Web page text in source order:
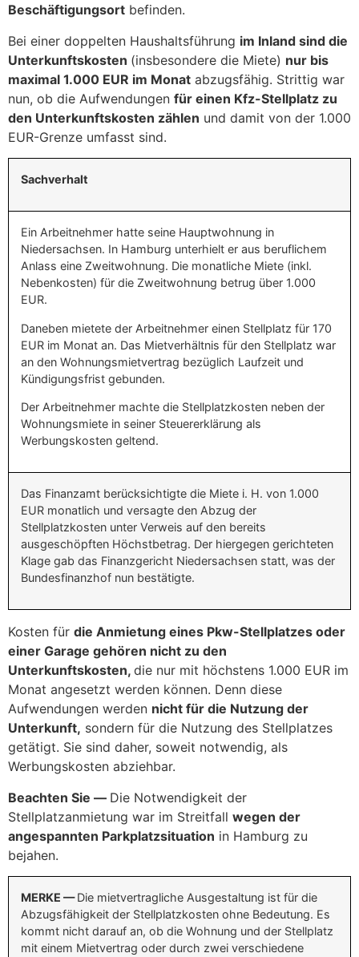
Beschäftigungsort befinden.
Bei einer doppelten Haushaltsführung im Inland sind die
Unterkunftskosten (insbesondere die Miete) nur bis
maximal 1.000 EUR im Monat abzugsfähig. Strittig war
nun, ob die Aufwendungen für einen Kfz-Stellplatz zu
den Unterkunftskosten zählen und damit von der 1.000
EUR-Grenze umfasst sind.
Sachverhalt
Ein Arbeitnehmer hatte seine Hauptwohnung in
Niedersachsen. In Hamburg unterhielt er aus beruflichem
Anlass eine Zweitwohnung. Die monatliche Miete (inkl.
Nebenkosten) für die Zweitwohnung betrug über 1.000
EUR.
Daneben mietete der Arbeitnehmer einen Stellplatz für 170
EUR im Monat an. Das Mietverhältnis für den Stellplatz war
an den Wohnungsmietvertrag bezüglich Laufzeit und
Kündigungsfrist gebunden.
Der Arbeitnehmer machte die Stellplatzkosten neben der
Wohnungsmiete in seiner Steuererklärung als
Werbungskosten geltend.
Das Finanzamt berücksichtigte die Miete i. H. von 1.000
EUR monatlich und versagte den Abzug der
Stellplatzkosten unter Verweis auf den bereits
ausgeschöpften Höchstbetrag. Der hiergegen gerichteten
Klage gab das Finanzgericht Niedersachsen statt, was der
Bundesfinanzhof nun bestätigte.
Kosten für die Anmietung eines Pkw-Stellplatzes oder
einer Garage gehören nicht zu den
Unterkunftskosten, die nur mit höchstens 1.000 EUR im
Monat angesetzt werden können. Denn diese
Aufwendungen werden nicht für die Nutzung der
Unterkunft, sondern für die Nutzung des Stellplatzes
getätigt. Sie sind daher, soweit notwendig, als
Werbungskosten abziehbar.
Beachten Sie — Die Notwendigkeit der
Stellplatzanmietung war im Streitfall wegen der
angespannten Parkplatzsituation in Hamburg zu
bejahen.
MERKE —Die mietvertragliche Ausgestaltung ist für die
Abzugsfähigkeit der Stellplatzkosten ohne Bedeutung. Es
kommt nicht darauf an, ob die Wohnung und der Stellplatz
mit einem Mietvertrag oder durch zwei verschiedene